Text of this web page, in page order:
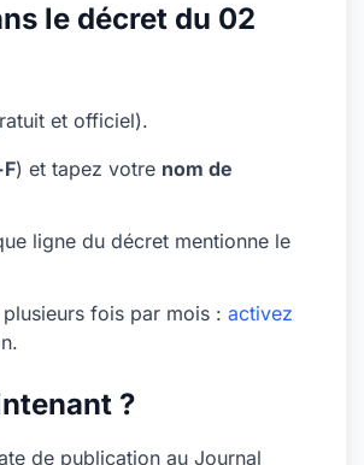
le décret du 02
et officiel).
) et tapez votre nom de
ligne du décret mentionne le
fois par mois : activez
?
de publication au Journal